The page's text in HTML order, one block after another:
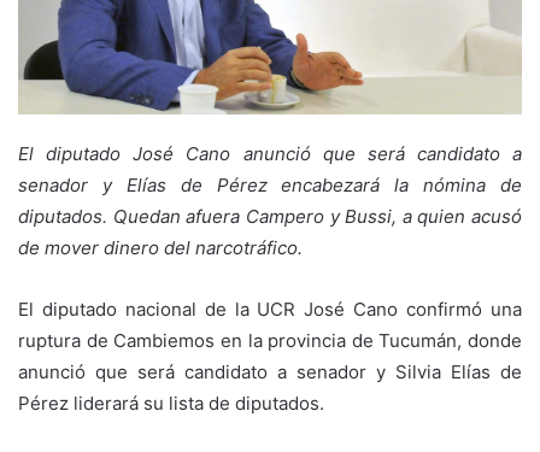
El diputado José Cano anunció que será candidato a
senador y Elías de Pérez encabezará la nómina de
diputados. Quedan afuera Campero y Bussi, a quien acusó
de mover dinero del narcotráfico.
El diputado nacional de la UCR José Cano confirmó una
ruptura de Cambiemos en la provincia de Tucumán, donde
anunció que será candidato a senador y Silvia Elías de
Pérez liderará su lista de diputados.